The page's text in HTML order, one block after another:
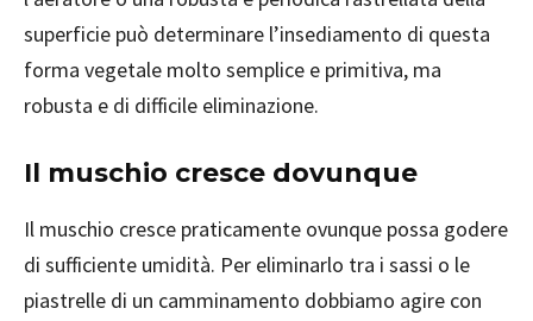
superficie può determinare l’insediamento di questa
forma vegetale molto semplice e primitiva, ma
robusta e di difficile eliminazione.
Il muschio cresce dovunque
Il muschio cresce praticamente ovunque possa godere
di sufficiente umidità. Per eliminarlo tra i sassi o le
piastrelle di un camminamento dobbiamo agire con